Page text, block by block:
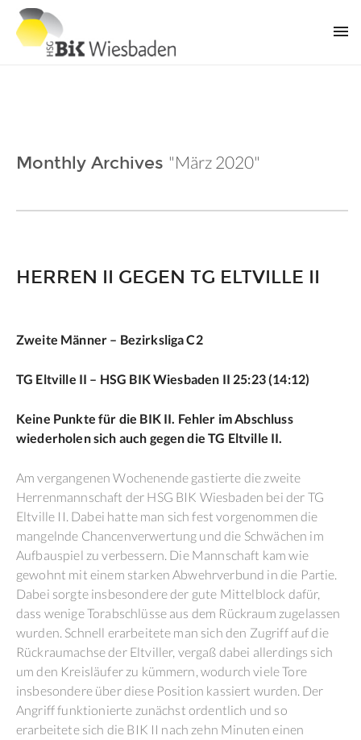
Monthly Archives "März 2020"
HERREN II GEGEN TG ELTVILLE II
Zweite Männer – Bezirksliga C2
TG Eltville II – HSG BIK Wiesbaden II 25:23 (14:12)
Keine Punkte für die BIK II. Fehler im Abschluss
wiederholen sich auch gegen die TG Eltville II.
Am vergangenen Wochenende gastierte die zweite
Herrenmannschaft der HSG BIK Wiesbaden bei der TG
Eltville II. Dabei hatte man sich fest vorgenommen die
mangelnde Chancenverwertung und die Schwächen im
Aufbauspiel zu verbessern. Die Mannschaft kam wie
gewohnt mit einem starken Abwehrverbund in die Partie.
Dabei sorgte insbesondere der gute Mittelblock dafür,
dass wenige Torabschlüsse aus dem Rückraum zugelassen
wurden. Schnell erarbeitete man sich den Zugriff auf die
Rückraumachse der Eltviller, vergaß dabei allerdings sich
um den Kreisläufer zu kümmern, wodurch viele Tore
insbesondere über diese Position kassiert wurden. Der
Angriff funktionierte zunächst ordentlich und so
erarbeitete sich die BIK II nach zehn Minuten einen